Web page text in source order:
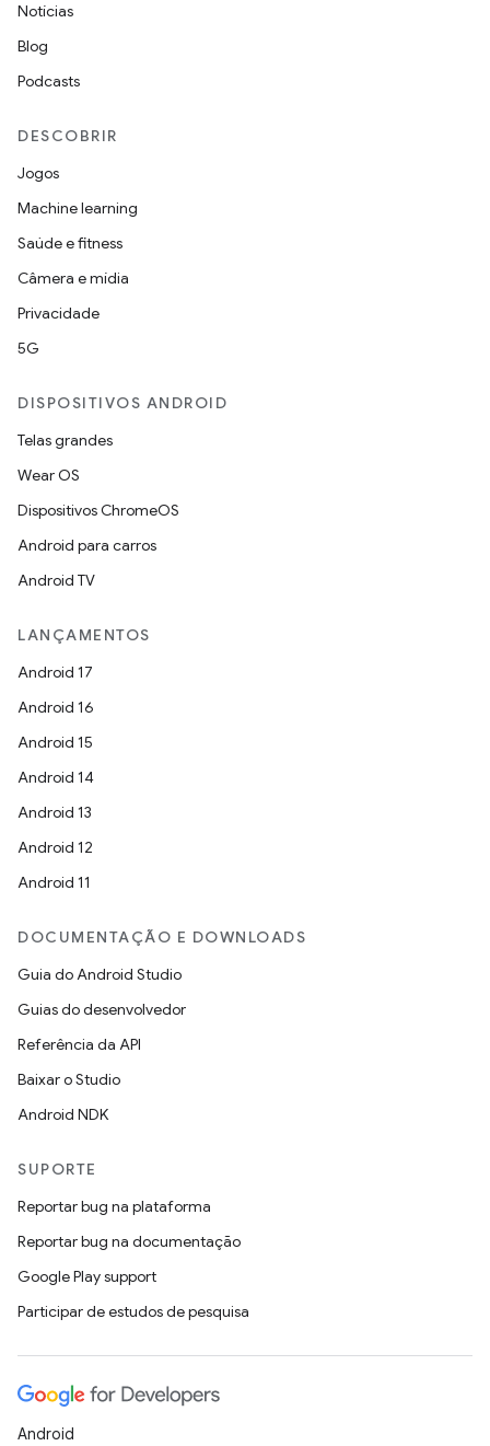
Notícias
Blog
Podcasts
DESCOBRIR
Jogos
Machine learning
Saúde e fitness
Câmera e mídia
Privacidade
5G
DISPOSITIVOS ANDROID
Telas grandes
Wear OS
Dispositivos ChromeOS
Android para carros
Android TV
LANÇAMENTOS
Android 17
Android 16
Android 15
Android 14
Android 13
Android 12
Android 11
DOCUMENTAÇÃO E DOWNLOADS
Guia do Android Studio
Guias do desenvolvedor
Referência da API
Baixar o Studio
Android NDK
SUPORTE
Reportar bug na plataforma
Reportar bug na documentação
Google Play support
Participar de estudos de pesquisa
Android